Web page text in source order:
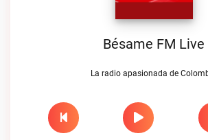
Bésame FM Live
La radio apasionada de